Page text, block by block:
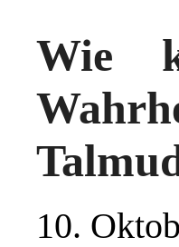
Wie
10.